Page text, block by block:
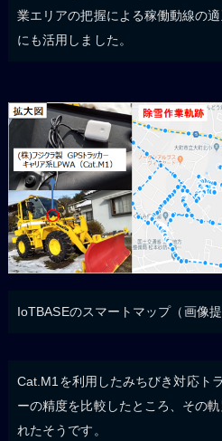
業エリアの把握による稼働動線の
にも活用しました。
IoTBASEのスマートマップ（画像
Cat.M1を利用したみちびき対応ト
ーの精度を比較したところ、その
れたそうです。